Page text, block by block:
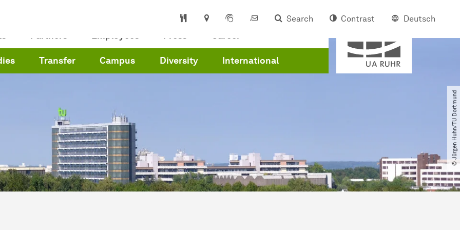
Search Contrast Deutsch
Partners Employees Press Career
Transfer Campus Diversity International
© Jürgen Huhn​/​TU Dortmund
here: